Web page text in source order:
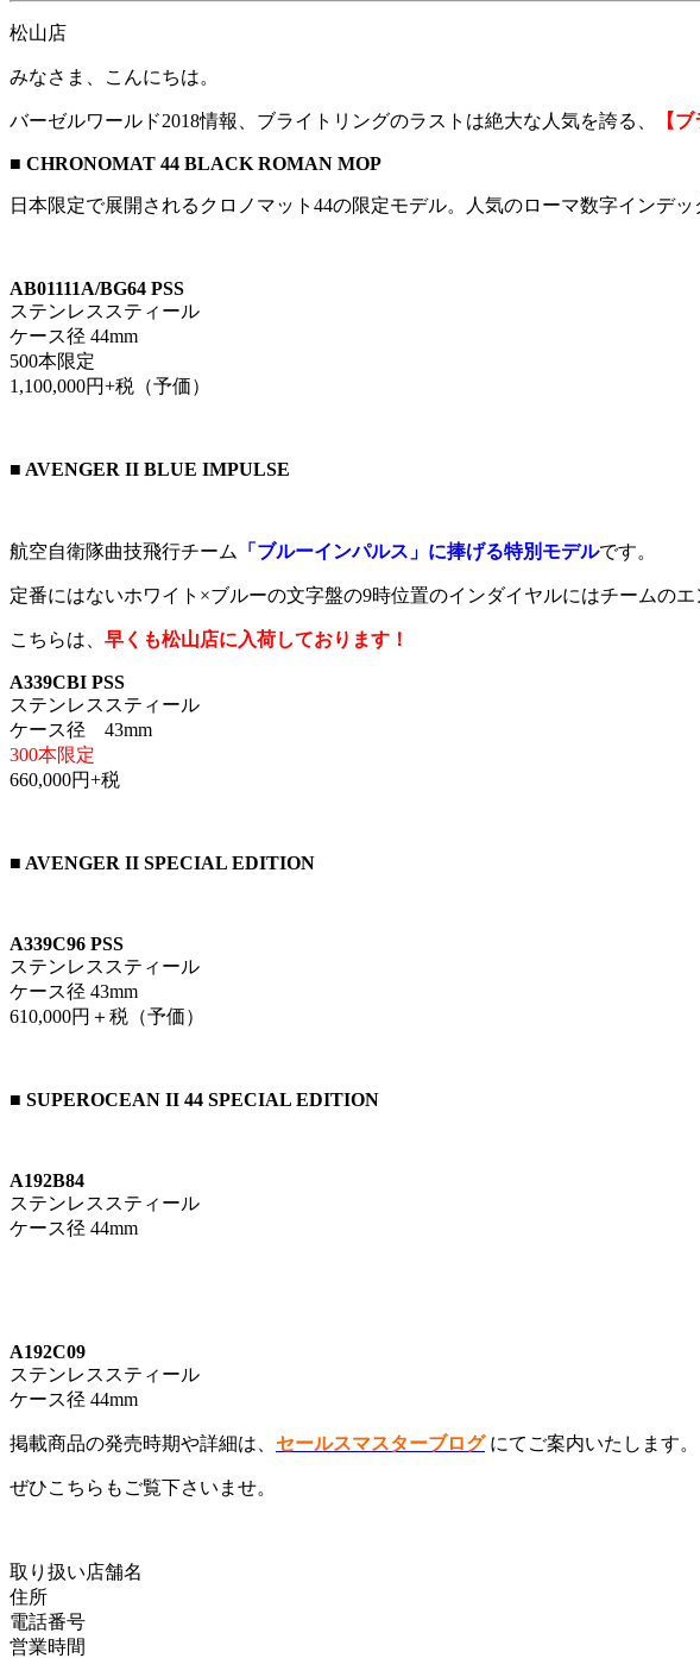
松山店
みなさま、こんにちは。
バーゼルワールド2018情報、ブライトリングのラストは絶大な人気を誇る、 【
■ CHRONOMAT 44 BLACK ROMAN MOP
日本限定で展開されるクロノマット44の限定モデル。人気のローマ数字インデ
AB01111A/BG64 PSS
ステンレススティール
ケース径 44mm
500本限定
1,100,000円+税（予価）
■ AVENGER II BLUE IMPULSE
航空自衛隊曲技飛行チーム 「ブルーインパルス」に捧げる特別モデルです。
定番にはないホワイト×ブルーの文字盤の9時位置のインダイヤルにはチームの
こちらは、 早くも松山店に入荷しております！
A339CBI PSS
ステンレススティール
ケース径 43mm
300本限定
660,000円+税
■ AVENGER II SPECIAL EDITION
A339C96 PSS
ステンレススティール
ケース径 43mm
610,000円＋税（予価）
■ SUPEROCEAN II 44 SPECIAL EDITION
A192B84
ステンレススティール
ケース径 44mm
A192C09
ステンレススティール
ケース径 44mm
掲載商品の発売時期や詳細は、 セールスマスターブログにてご案内いたします。
ぜひこちらもご覧下さいませ。
取り扱い店舗名
住所
電話番号
営業時間